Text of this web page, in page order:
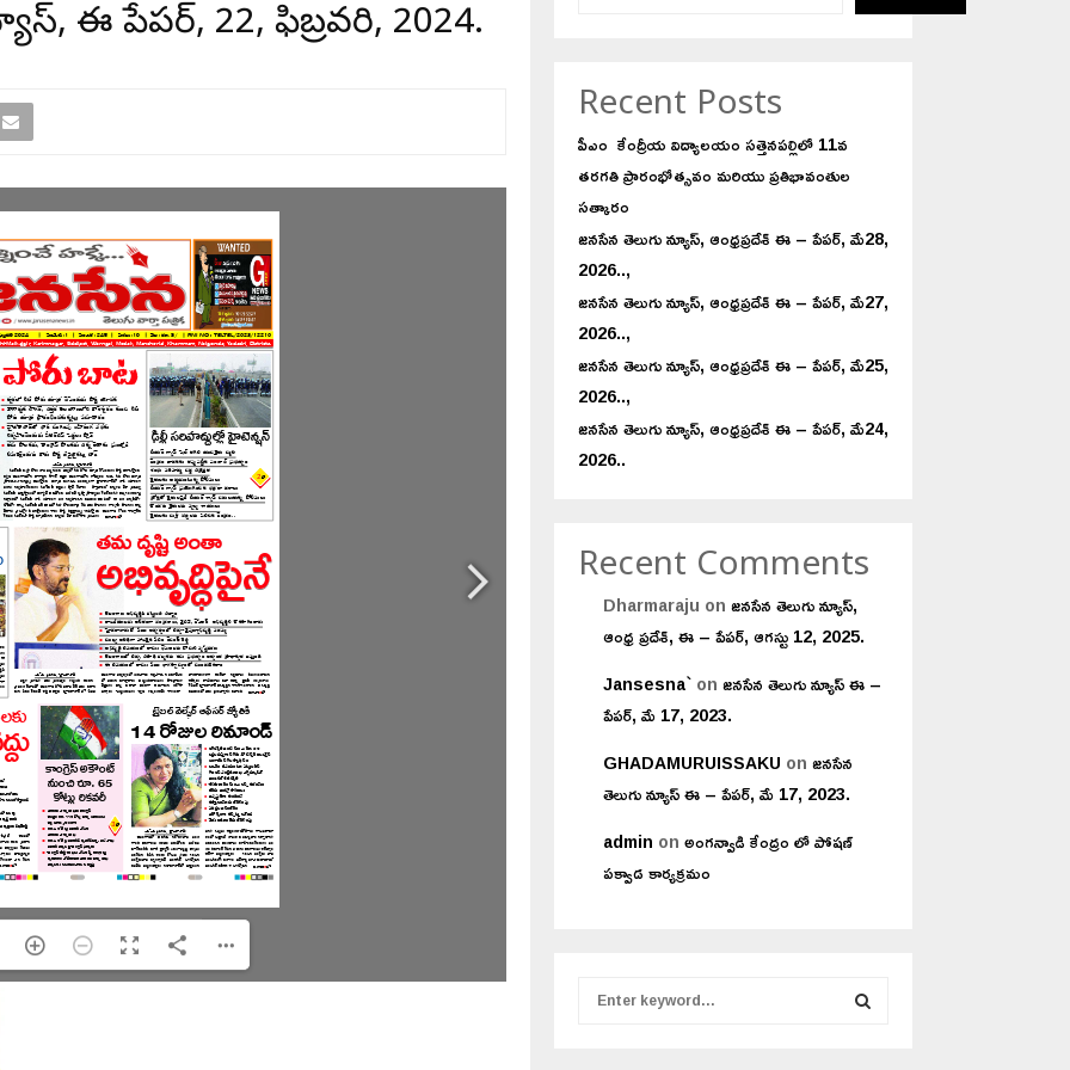
ఈ పేపర్, 22, ఫిబ్రవరి, 2024.
Recent Posts
పీఎం కేంద్రీయ విద్యాలయం సత్తెనపల్లిలో 11వ
తరగతి ప్రారంభోత్సవం మరియు ప్రతిభావంతుల
సత్కారం
జనసేన తెలుగు న్యూస్, ఆంధ్రప్రదేశ్ ఈ – పేపర్, మే28,
2026..,
జనసేన తెలుగు న్యూస్, ఆంధ్రప్రదేశ్ ఈ – పేపర్, మే27,
2026..,
జనసేన తెలుగు న్యూస్, ఆంధ్రప్రదేశ్ ఈ – పేపర్, మే25,
2026..,
జనసేన తెలుగు న్యూస్, ఆంధ్రప్రదేశ్ ఈ – పేపర్, మే24,
2026..
Recent Comments
Dharmaraju onజనసేన తెలుగు న్యూస్,
ఆంధ్ర ప్రదేశ్, ఈ – పేపర్, ఆగస్టు 12, 2025.
Jansesna`onజనసేన తెలుగు న్యూస్ ఈ –
పేపర్, మే 17, 2023.
GHADAMURUISSAKU onజనసేన
తెలుగు న్యూస్ ఈ – పేపర్, మే 17, 2023.
admin onఅంగన్వాడి కేంద్రం లో పోషణ్
పక్వాడ కార్యక్రమం